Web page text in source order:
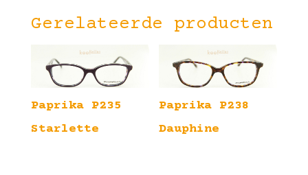
Gerelateerde producten
Paprika P235
Starlette
Paprika P238
Dauphine